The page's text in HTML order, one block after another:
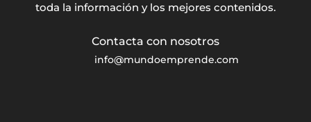
toda la información y los mejores contenidos.
info@mundoemprende.com